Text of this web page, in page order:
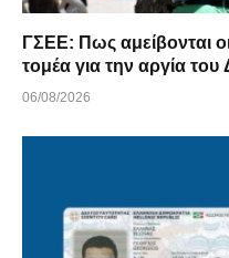
ΓΣΕΕ: Πως αμείβονται
τομέα για την αργία
06/08/2026